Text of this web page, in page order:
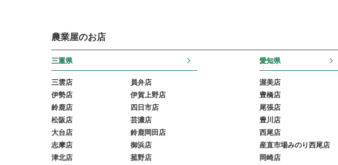
農業屋のお店
三重県
三雲店
伊勢店
鈴鹿店
松阪店
大台店
志摩店
津北店
員弁店
伊賀上野店
四日市店
芸濃店
鈴鹿岡田店
御浜店
菰野店
愛知県
渥美店
豊橋店
尾張店
豊川店
西尾店
産直市場みのり西尾店
岡崎店